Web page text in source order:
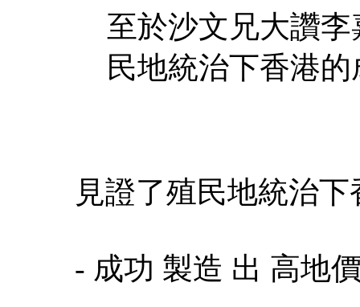
至於沙文兄大讚
民地統治下香港
見證了殖民地統治
- 成功 製造 出 高地